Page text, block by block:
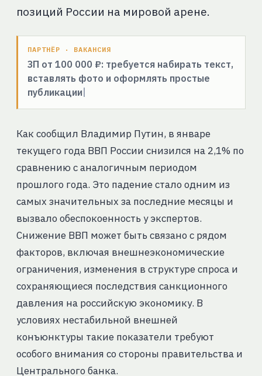
позиций России на мировой арене.
ПАРТНЁР · ВАКАНСИЯ
ЗП от 100 000 ₽: требуется набирать текст,
вставлять фото и оформлять простые
публикации
Как сообщил Владимир Путин, в январе
текущего года ВВП России снизился на 2,1% по
сравнению с аналогичным периодом
прошлого года. Это падение стало одним из
самых значительных за последние месяцы и
вызвало обеспокоенность у экспертов.
Снижение ВВП может быть связано с рядом
факторов, включая внешнеэкономические
ограничения, изменения в структуре спроса и
сохраняющиеся последствия санкционного
давления на российскую экономику. В
условиях нестабильной внешней
конъюнктуры такие показатели требуют
особого внимания со стороны правительства и
Центрального банка.